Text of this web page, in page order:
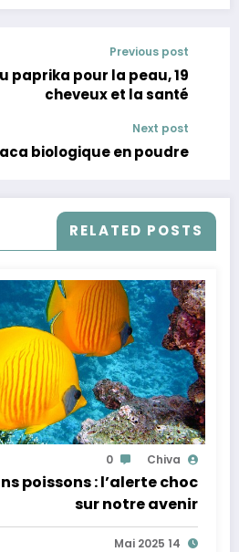
Previous post
du paprika pour la peau,
cheveux et la santé
Next post
biologique en poudre
RELATED POSTS
Chiva
0
poissons : l’alerte choc
sur notre avenir
14 Mai 2025